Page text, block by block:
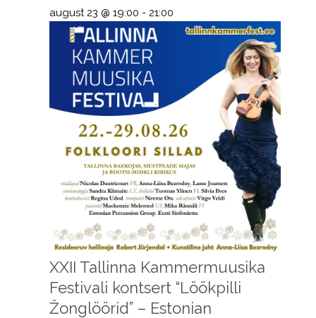
august 23 @ 19:00 - 21:00
XXII Tallinna Kammermuusika
Festivali kontsert “Löökpilli
Žonglöörid” – Estonian